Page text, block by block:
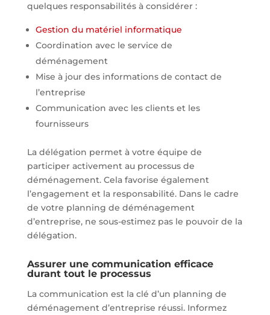
quelques responsabilités à considérer :
Gestion du matériel informatique
Coordination avec le service de
déménagement
Mise à jour des informations de contact de
l’entreprise
Communication avec les clients et les
fournisseurs
La délégation permet à votre équipe de
participer activement au processus de
déménagement. Cela favorise également
l’engagement et la responsabilité. Dans le cadre
de votre planning de déménagement
d’entreprise, ne sous-estimez pas le pouvoir de la
délégation.
Assurer une communication efficace
durant tout le processus
La communication est la clé d’un planning de
déménagement d’entreprise réussi. Informez